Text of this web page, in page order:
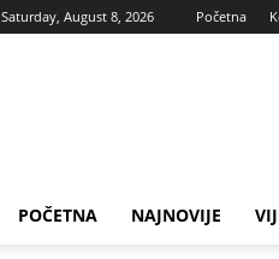
Saturday, August 8, 2026 Početna
POČETNA NAJNOVIJE